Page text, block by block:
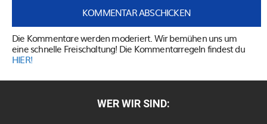
Die Kommentare werden moderiert. Wir bemühen uns um
eine schnelle Freischaltung! Die Kommentarregeln findest du
HIER!
WER WIR SIND: